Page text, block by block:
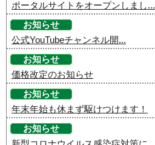
ポータルサイトをオープンしまし...
お知らせ
公式YouTubeチャンネル開...
お知らせ
価格改定のお知らせ
お知らせ
年末年始も休まず駆けつけます！
お知らせ